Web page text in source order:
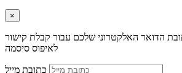
×
הדואר האלקטרוני שלכם עבור קבלת קישור
לאיפוס סיסמה